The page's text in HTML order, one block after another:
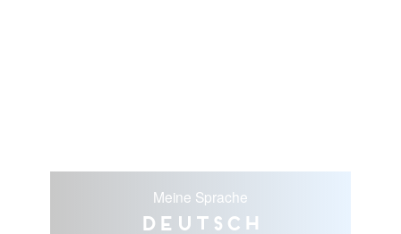
Meine Sprache
Deutsch